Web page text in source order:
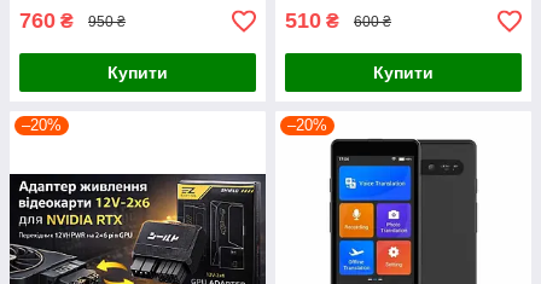
760 ₴ 950 ₴
Купити
510 ₴ 600 ₴
Купити
–20% –20%